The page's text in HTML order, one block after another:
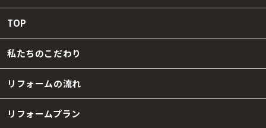
TOP
私たちのこだわり
リフォームの流れ
リフォームプラン